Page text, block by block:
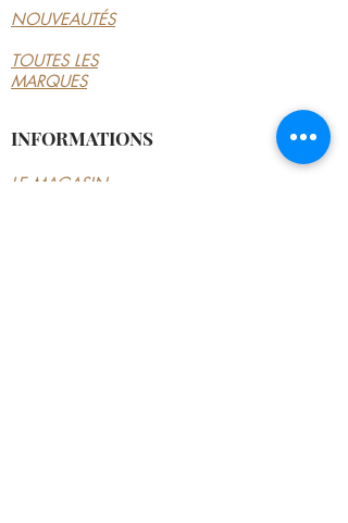
NOUVEAUTÉS
TOUTES LES
MARQUES
INFORMATIONS
LE MAGASIN